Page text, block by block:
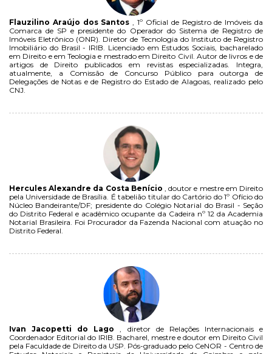
Flauzilino Araújo dos Santos , 1º Oficial de Registro de Imóveis da
Comarca de SP e presidente do Operador do Sistema de Registro de
Imóveis Eletrônico (ONR). Diretor de Tecnologia do Instituto de Registro
Imobiliário do Brasil - IRIB. Licenciado em Estudos Sociais, bacharelado
em Direito e em Teologia e mestrado em Direito Civil. Autor de livros e de
artigos de Direito publicados em revistas especializadas. Integra,
atualmente, a Comissão de Concurso Público para outorga de
Delegações de Notas e de Registro do Estado de Alagoas, realizado pelo
CNJ.
Hercules Alexandre da Costa Benício , doutor e mestre em Direito
pela Universidade de Brasília. É tabelião titular do Cartório do 1º Ofício do
Núcleo Bandeirante/DF; presidente do Colégio Notarial do Brasil - Seção
do Distrito Federal e acadêmico ocupante da Cadeira nº 12 da Academia
Notarial Brasileira. Foi Procurador da Fazenda Nacional com atuação no
Distrito Federal.
Ivan Jacopetti do Lago , diretor de Relações Internacionais e
Coordenador Editorial do IRIB. Bacharel, mestre e doutor em Direito Civil
pela Faculdade de Direito da USP. Pós-graduado pelo CeNOR - Centro de